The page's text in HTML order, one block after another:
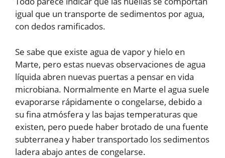
igual que un transporte de sedimentos por agua,
con dedos ramificados.
Se sabe que existe agua de vapor y hielo en
Marte, pero estas nuevas observaciones de agua
líquida abren nuevas puertas a pensar en vida
microbiana. Normalmente en Marte el agua suele
evaporarse rápidamente o congelarse, debido a
su fina atmósfera y las bajas temperaturas que
existen, pero puede haber brotado de una fuente
subterranea y haber transportado los sedimentos
ladera abajo antes de congelarse.